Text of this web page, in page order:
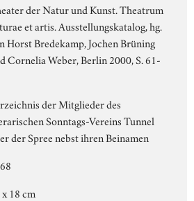
der Natur und Kunst. Theatrum
et artis. Ausstellungskatalog, hg.
Horst Bredekamp, Jochen Brüning
Cornelia Weber, Berlin 2000, S. 61-
der Mitglieder des
Sonntags-Vereins Tunnel
der Spree nebst ihren Beinamen
18 cm